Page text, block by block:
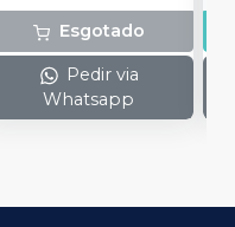
Esgotado
Pedir via
Whatsapp